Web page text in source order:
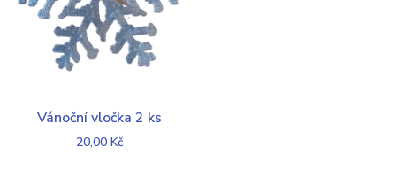
Vánoční vločka 2 ks
20,00 Kč